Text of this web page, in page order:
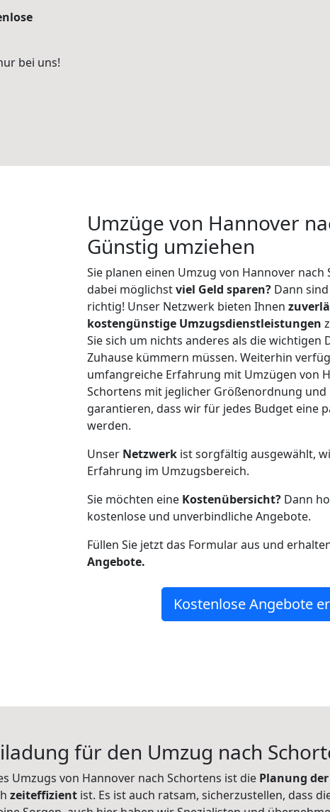
bei uns!
Umzüge von Hannover
Günstig umziehen
Sie planen einen Umzug von Hannover
dabei möglichstviel Geld sparen? Dann
richtig! Unser Netzwerk bieten Ihnen
kostengünstige Umzugsdienstleistungen
Sie sich um nichts anderes als die wichtigen
Zuhause kümmern müssen. Weiterhin
umfangreiche Erfahrung mit Umzügen von
Schortens mit jeglicher Größenordnung
garantieren, dass wir für jedes Budget eine
werden.
Unser Netzwerk ist sorgfältig ausgewählt,
Erfahrung im Umzugsbereich.
Sie möchten eine Kostenübersicht? Dann
kostenlose und unverbindliche Angebote.
Füllen Sie jetzt das Formular aus und
Angebote.
Kostenlose Angebote
für den Umzug nach
Umzugs von Hannover nach Schortens ist diePlanung
zeiteffizient ist. Es ist auch ratsam, sicherzustellen, dass